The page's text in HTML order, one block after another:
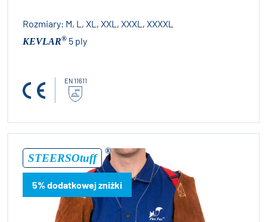
Rozmiary: M, L, XL, XXL, XXXL, XXXXL
KEVLAR® 5 ply
EN 11611
STEERSOtuff
®
5% dodatkowej zniżki